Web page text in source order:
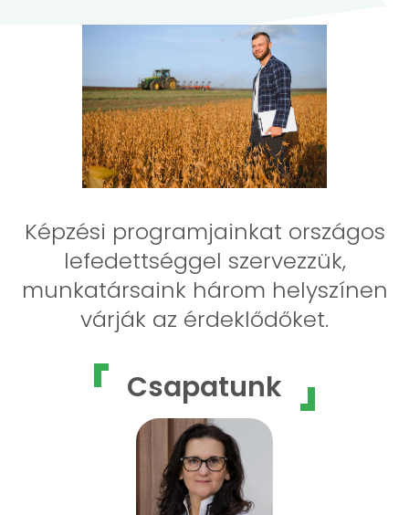
Képzési programjainkat országos
lefedettséggel szervezzük,
munkatársaink három helyszínen
várják az érdeklődőket.
Csapatunk